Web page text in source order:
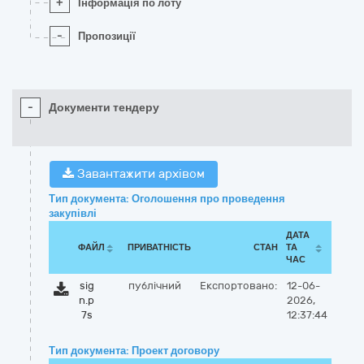
+ Інформація по лоту
- Пропозиції
- Документи тендеру
Завантажити архівом
Тип документа: Оголошення про проведення
закупівлі
ФАЙЛ ПРИВАТНІСТЬ СТАН
ДАТА
ТА
ЧАС
sig
n.p
7s
публічний Експортовано:
12-06-
2026,
12:37:44
Тип документа: Проект договору